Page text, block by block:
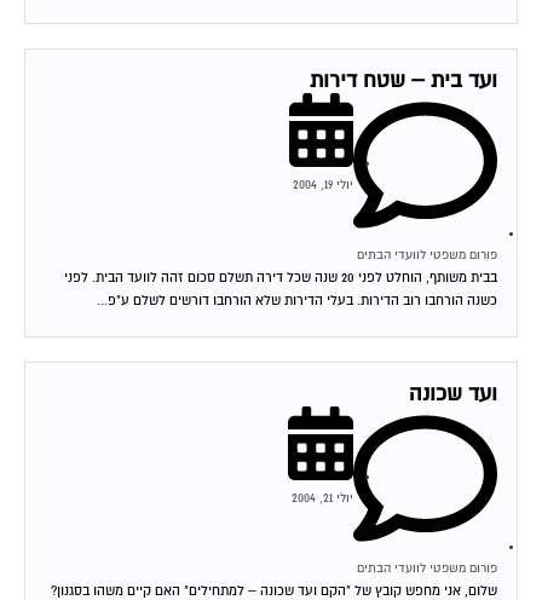
ועד בית – שטח דירות
פורום משפטי לוועדי הבתים
יולי 19, 2004
בבית משותף, הוחלט לפני 20 שנה שכל דירה תשלם סכום זהה לוועד הבית. לפני
כשנה הורחבו רוב הדירות. בעלי הדירות שלא הורחבו דורשים לשלם ע"פ...
ועד שכונה
פורום משפטי לוועדי הבתים
יולי 21, 2004
שלום, אני מחפש קובץ של "הקם ועד שכונה – למתחילים" האם קיים משהו בסגנון?